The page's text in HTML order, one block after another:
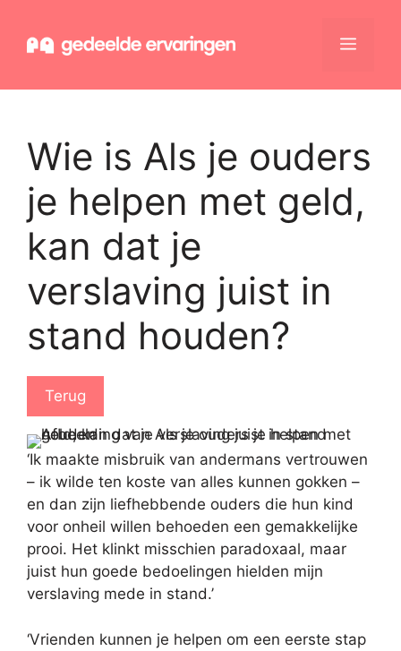
naar
Menu
Wie is Als je ouders
je helpen met geld,
kan dat je
verslaving juist in
stand houden?
Terug
‘Ik maakte misbruik van andermans vertrouwen
– ik wilde ten koste van alles kunnen gokken –
en dan zijn liefhebbende ouders die hun kind
voor onheil willen behoeden een gemakkelijke
prooi. Het klinkt misschien paradoxaal, maar
juist hun goede bedoelingen hielden mijn
verslaving mede in stand.’
‘Vrienden kunnen je helpen om een eerste stap